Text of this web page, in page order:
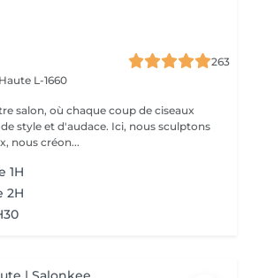
263
L-1660
salon, où chaque coup de ciseaux
style et d'audace. Ici, nous sculptons
nous créon...
1H
2H